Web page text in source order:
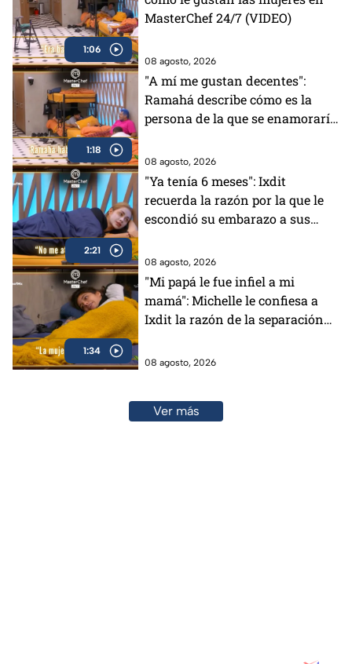
1:06
MasterChef 24/7 (VIDEO)
08 agosto, 2026
1:18
"A mí me gustan decentes":
Ramahá describe cómo es la
persona de la que se enamoraría
08 agosto, 2026
2:21
"Ya tenía 6 meses": Ixdit
recuerda la razón por la que le
escondió su embarazo a sus
(VIDEO)
08 agosto, 2026
1:34
"Mi papá le fue infiel a mi
mamá": Michelle le confiesa a
Ixdit la razón de la separación
24/7 (VIDEO)
08 agosto, 2026
Ver más